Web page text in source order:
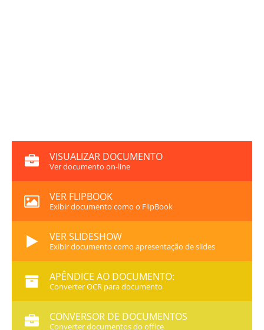
VISUALIZAR DOCUMENTO
Ver documento on-line
VER FLIPBOOK
Exibir documento como o FlipBook
VER SLIDESHOW
Exibir documento como apresentação de slides
APÊNDICE AO DOCUMENTO:
Converter OCR para documento
CONVERSOR DE DOCUMENTOS
Converter documentos do office